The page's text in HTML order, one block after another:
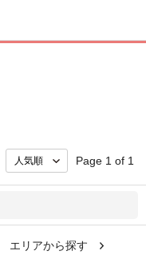
Page 1 of 1
エリアから探す